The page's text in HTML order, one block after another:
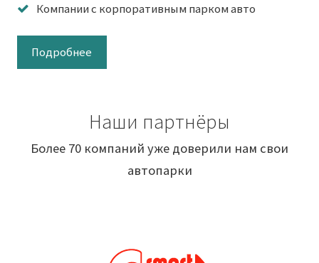
Компании с корпоративным парком авто
Подробнее
Наши партнёры
Более 70 компаний уже доверили нам свои
автопарки